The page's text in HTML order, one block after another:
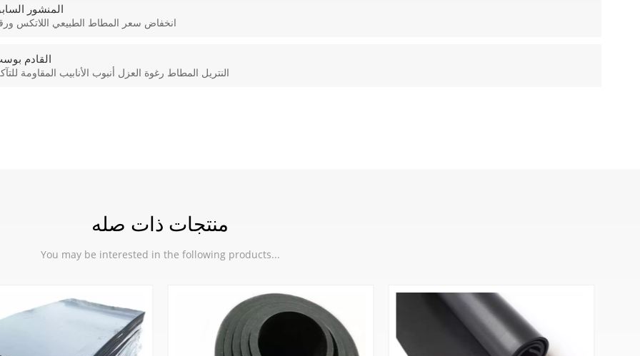
المنشور
انخفاض سعر المطاط الطبيعي اللاتكس
القادم
النتريل المطاط رغوة العزل أنبوب الأنابيب المقاومة
منتجات ذات صله
You may be interested in the following products...